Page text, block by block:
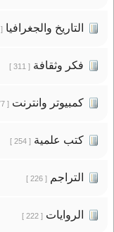
التاريخ والجغرافيا[ 331 ]
فكر وثقافة[ 311 ]
كمبيوتر وانترنت[ 277 ]
كتب علمية[ 254 ]
التراجم[ 226 ]
الروايات[ 222 ]